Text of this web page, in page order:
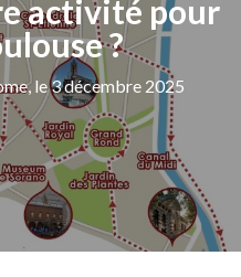
activité pour
?
le 3 décembre 2025